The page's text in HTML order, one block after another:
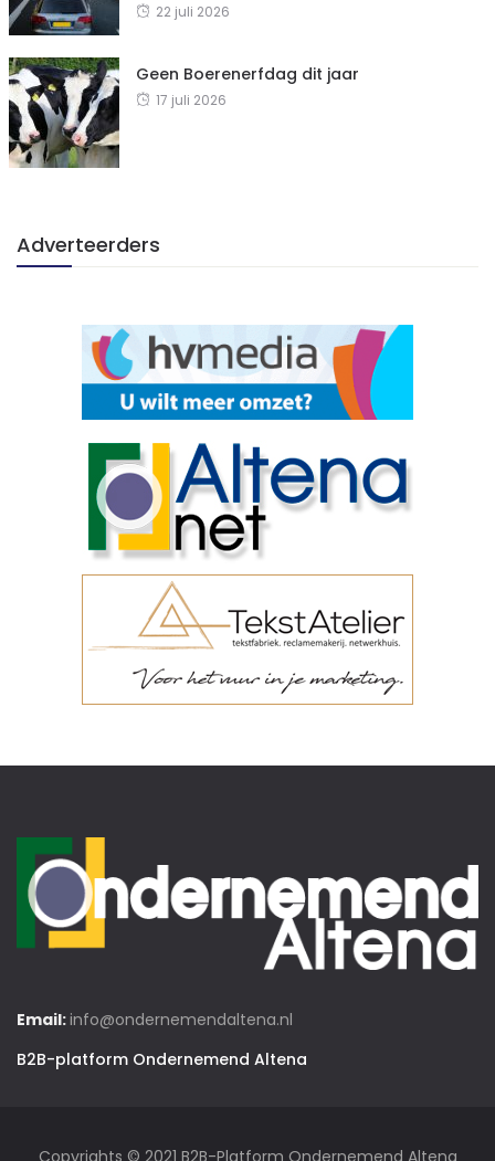
22 juli 2026
Geen Boerenerfdag dit jaar
17 juli 2026
Adverteerders
Email:info@ondernemendaltena.nl
B2B-platform Ondernemend Altena